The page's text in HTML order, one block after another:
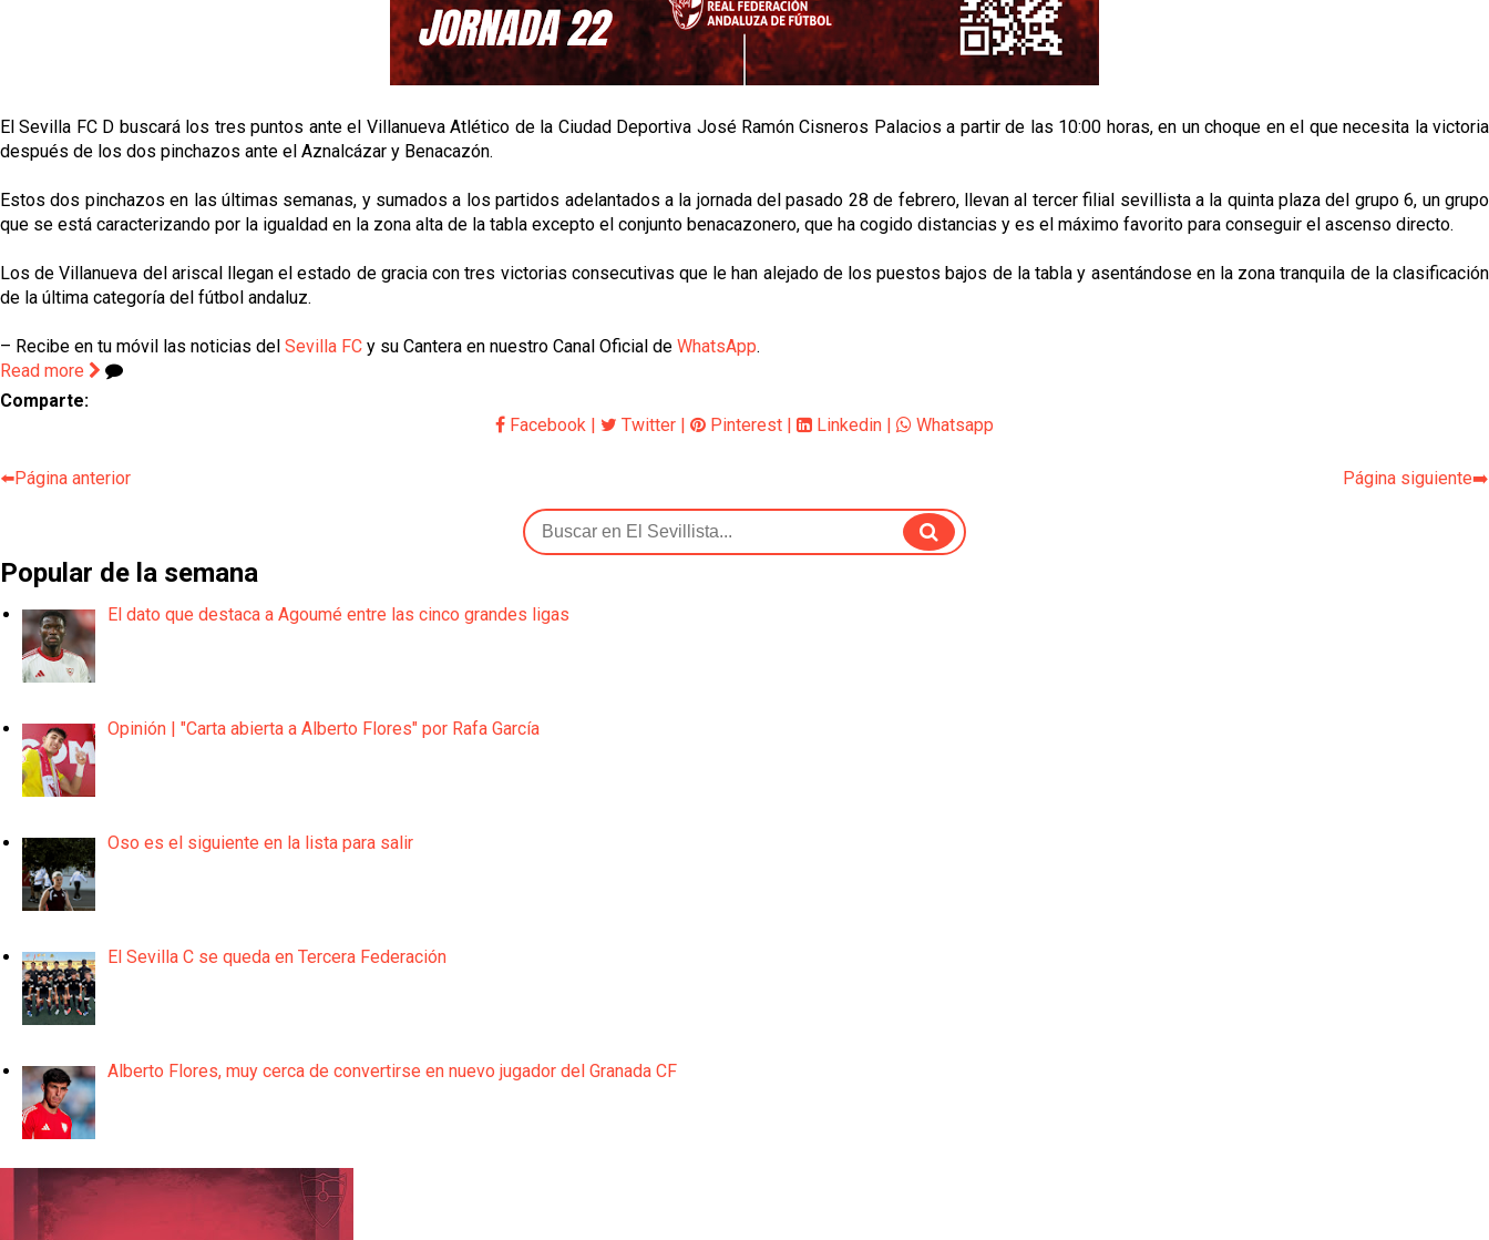
El Sevilla FC D buscará los tres puntos ante el Villanueva Atlético de la Ciudad Deportiva José Ramón Cisneros Palacios a partir de las 10:00 horas, en un choque en el que necesita la victoria
después de los dos pinchazos ante el Aznalcázar y Benacazón.
Estos dos pinchazos en las últimas semanas, y sumados a los partidos adelantados a la jornada del pasado 28 de febrero, llevan al tercer filial sevillista a la quinta plaza del grupo 6, un grupo
que se está caracterizando por la igualdad en la zona alta de la tabla excepto el conjunto benacazonero, que ha cogido distancias y es el máximo favorito para conseguir el ascenso directo.
Los de Villanueva del ariscal llegan el estado de gracia con tres victorias consecutivas que le han alejado de los puestos bajos de la tabla y asentándose en la zona tranquila de la clasificación
de la última categoría del fútbol andaluz.
– Recibe en tu móvil las noticias del Sevilla FC y su Cantera en nuestro Canal Oficial de WhatsApp.
Read more
Comparte:
Facebook | Twitter | Pinterest | Linkedin | Whatsapp
⬅️Página anterior Página siguiente➡️
Popular de la semana
El dato que destaca a Agoumé entre las cinco grandes ligas
Opinión | "Carta abierta a Alberto Flores" por Rafa García
Oso es el siguiente en la lista para salir
El Sevilla C se queda en Tercera Federación
Alberto Flores, muy cerca de convertirse en nuevo jugador del Granada CF